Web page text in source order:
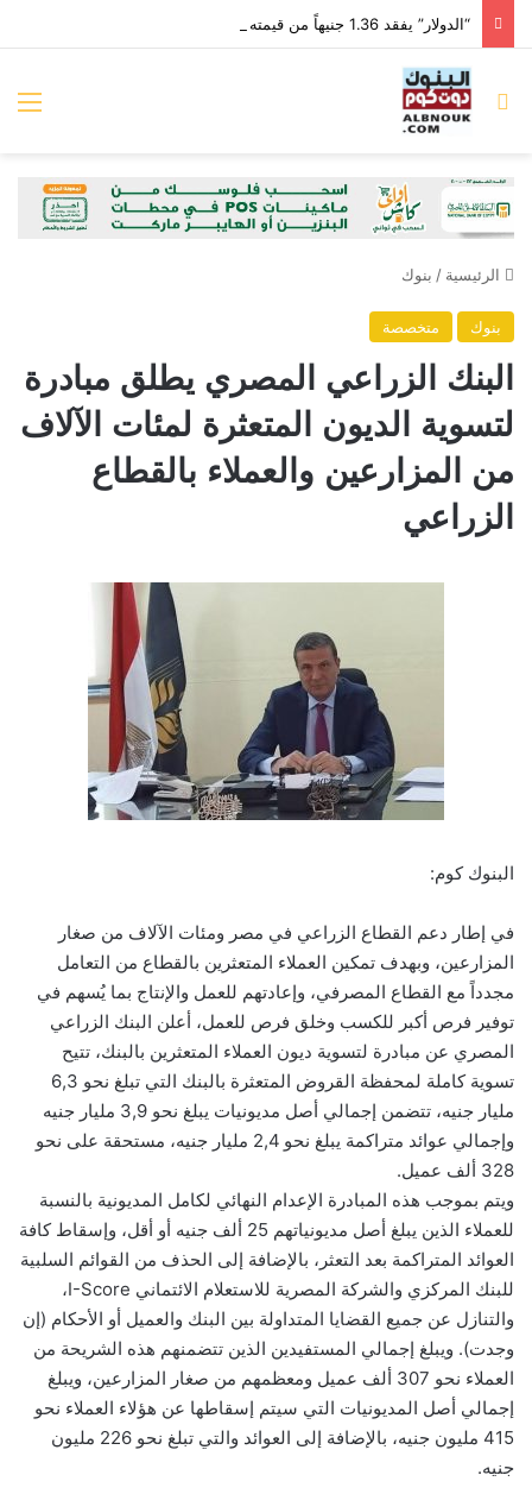
بحث عن
الرئيسية / بنوك
بنوك متخصصة
البنك الزراعي المصري يطلق مبادرة
لتسوية الديون المتعثرة لمئات الآلاف
من المزارعين والعملاء بالقطاع
الزراعي
البنوك كوم:
في إطار دعم القطاع الزراعي في مصر ومئات الآلاف من صغار
المزارعين، وبهدف تمكين العملاء المتعثرين بالقطاع من التعامل
مجدداً مع القطاع المصرفي، وإعادتهم للعمل والإنتاج بما يُسهم في
توفير فرص أكبر للكسب وخلق فرص للعمل، أعلن البنك الزراعي
المصري عن مبادرة لتسوية ديون العملاء المتعثرين بالبنك، تتيح
تسوية كاملة لمحفظة القروض المتعثرة بالبنك التي تبلغ نحو 6,3
مليار جنيه، تتضمن إجمالي أصل مديونيات يبلغ نحو 3,9 مليار جنيه
وإجمالي عوائد متراكمة يبلغ نحو 2,4 مليار جنيه، مستحقة على نحو
328 ألف عميل.
ويتم بموجب هذه المبادرة الإعدام النهائي لكامل المديونية بالنسبة
للعملاء الذين يبلغ أصل مديونياتهم 25 ألف جنيه أو أقل، وإسقاط كافة
العوائد المتراكمة بعد التعثر، بالإضافة إلى الحذف من القوائم السلبية
للبنك المركزي والشركة المصرية للاستعلام الائتماني I-Score،
والتنازل عن جميع القضايا المتداولة بين البنك والعميل أو الأحكام (إن
وجدت). ويبلغ إجمالي المستفيدين الذين تتضمنهم هذه الشريحة من
العملاء نحو 307 ألف عميل ومعظمهم من صغار المزارعين، ويبلغ
إجمالي أصل المديونيات التي سيتم إسقاطها عن هؤلاء العملاء نحو
415 مليون جنيه، بالإضافة إلى العوائد والتي تبلغ نحو 226 مليون
جنيه.